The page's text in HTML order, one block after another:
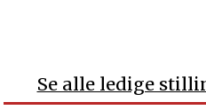
Se alle ledige